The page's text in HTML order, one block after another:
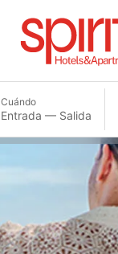
Cuándo
Entrada — Salida